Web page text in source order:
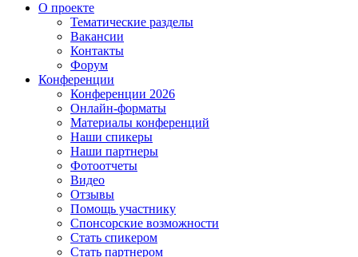
О проекте
Тематические разделы
Вакансии
Контакты
Форум
Конференции
Конференции 2026
Онлайн-форматы
Материалы конференций
Наши спикеры
Наши партнеры
Фотоотчеты
Видео
Отзывы
Помощь участнику
Спонсорские возможности
Стать спикером
Стать партнером